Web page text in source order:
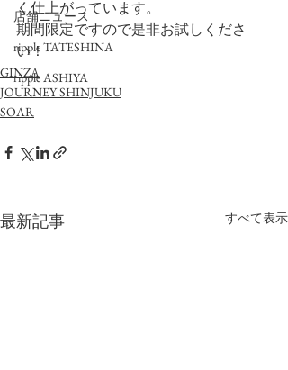
店舗ニュース
ripple TATESHINA
ripple ASHIYA
く仕上がっています。
期間限定ですので是非お試しくださ
い！
GINZA
JOURNEY SHINJUKU
SOAR
最新記事 すべて表示